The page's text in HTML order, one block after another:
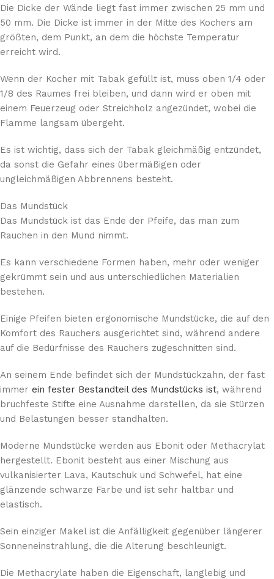
Die Dicke der Wände liegt fast immer zwischen 25 mm und
50 mm. Die Dicke ist immer in der Mitte des Kochers am
größten, dem Punkt, an dem die höchste Temperatur
erreicht wird.
Wenn der Kocher mit Tabak gefüllt ist, muss oben 1/4 oder
1/8 des Raumes frei bleiben, und dann wird er oben mit
einem Feuerzeug oder Streichholz angezündet, wobei die
Flamme langsam übergeht.
Es ist wichtig, dass sich der Tabak gleichmäßig entzündet,
da sonst die Gefahr eines übermäßigen oder
ungleichmäßigen Abbrennens besteht.
Das Mundstück
Das Mundstück ist das Ende der Pfeife, das man zum
Rauchen in den Mund nimmt.
Es kann verschiedene Formen haben, mehr oder weniger
gekrümmt sein und aus unterschiedlichen Materialien
bestehen.
Einige Pfeifen bieten ergonomische Mundstücke, die auf den
Komfort des Rauchers ausgerichtet sind, während andere
auf die Bedürfnisse des Rauchers zugeschnitten sind.
An seinem Ende befindet sich der Mundstückzahn, der fast
immer ein fester Bestandteil des Mundstücks ist, während
bruchfeste Stifte eine Ausnahme darstellen, da sie Stürzen
und Belastungen besser standhalten.
Moderne Mundstücke werden aus Ebonit oder Methacrylat
hergestellt. Ebonit besteht aus einer Mischung aus
vulkanisierter Lava, Kautschuk und Schwefel, hat eine
glänzende schwarze Farbe und ist sehr haltbar und
elastisch.
Sein einziger Makel ist die Anfälligkeit gegenüber längerer
Sonneneinstrahlung, die die Alterung beschleunigt.
Die Methacrylate haben die Eigenschaft, langlebig und